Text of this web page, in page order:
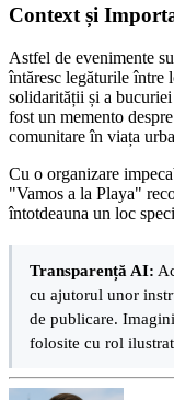
Context și
Astfel de evenimente
întăresc legăturile între
solidarității și a bucuriei
fost un memento
comunitare în viața
Cu o organizare
"Vamos a la Playa"
întotdeauna un loc
Transparență AI:
cu ajutorul unor
de publicare.
folosite cu rol